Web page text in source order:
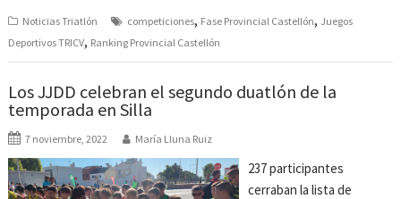
Noticias Triatlón competiciones, Fase Provincial Castellón, Juegos
Deportivos TRICV, Ranking Provincial Castellón
Los JJDD celebran el segundo duatlón de la
temporada en Silla
7 noviembre, 2022 María Lluna Ruiz
237 participantes
cerraban la lista de